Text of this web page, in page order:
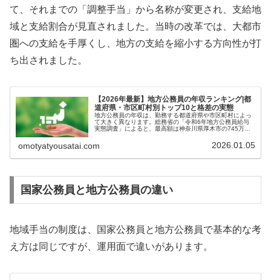
て、それまでの「調整手当」から名称が変更され、支給地
域と支給割合が見直されました。当時の改革では、大都市
圏への支給を手厚くし、地方の支給を縮小する方向性が打
ち出されました。
【2026年最新】地方公務員の年収ランキング|都
道府県・市区町村別トップ10と格差の実態
地方公務員の年収は、勤務する都道府県や市区町村によっ
て大きく異なります。総務省の「令和6年地方公務員給与
実態調査」によると、最高額は神奈川県厚木市の745万
omotyatyousatai.com 2026.01.05
国家公務員と地方公務員の違い
地域手当の制度は、国家公務員と地方公務員で基本的な考
え方は同じですが、運用面で違いがあります。